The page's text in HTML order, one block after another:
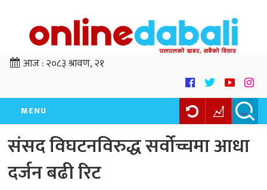
आज :२०८३ श्रावण, २१
MENU
संसद विघटनविरुद्ध सर्वोच्चमा आधा
दर्जन बढी रिट